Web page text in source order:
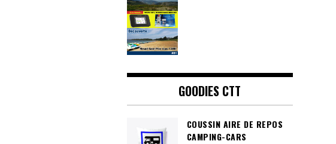
GOODIES CTT
COUSSIN AIRE DE REPOS
CAMPING-CARS